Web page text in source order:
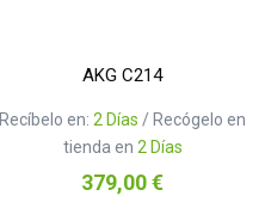
AKG C214
Recíbelo en: 2 Días / Recógelo en
tienda en 2 Días
Precio
379,00 €